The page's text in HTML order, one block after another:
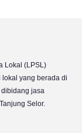
Lokal (LPSL)
yang berada di
dibidang jasa
Selor.